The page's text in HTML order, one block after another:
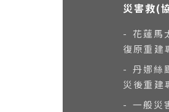
災害救(
- 花蓮馬
復原重建
- 丹娜絲
災後重建
- 一般災